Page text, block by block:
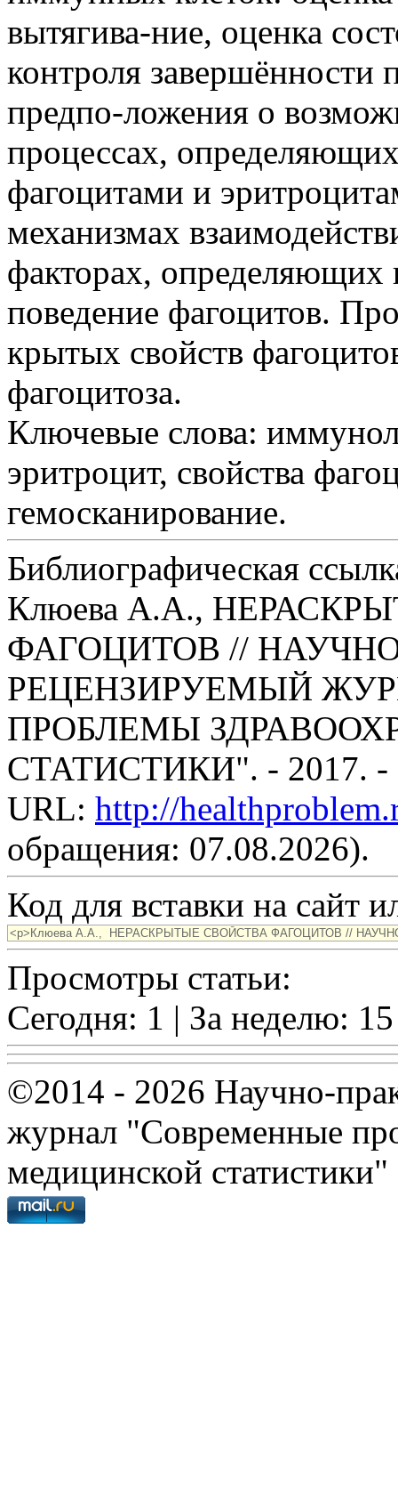
вытягива-ние, оценка
контроля завершённости
предпо-ложения о
процессах,
фагоцитами и
механизмах
факторах, определяющих
поведение фагоцитов.
крытых свойств
фагоцитоза.
Ключевые слова:
эритроцит, свойства
гемосканирование.
Библиографическая
Клюева А.А.,
ФАГОЦИТОВ //
РЕЦЕНЗИРУЕМЫЙ
ПРОБЛЕМЫ
СТАТИСТИКИ". - 2017.
URL: http://
обращения: 07.08.2026).
Код для вставки на сайт
Просмотры статьи:
Сегодня: 1 | За неделю:
©2014 - 2026 Научно-
журнал "Современные
медицинской статистики"